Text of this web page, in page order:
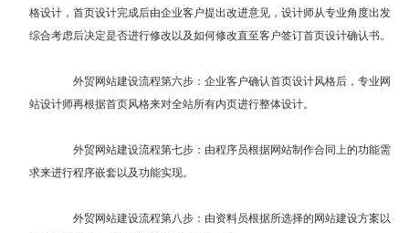
格设计，首页设计完成后由企业客户提出改进意见，设计师从专业角度出发
综合考虑后决定是否进行修改以及如何修改直至客户签订首页设计确认书。
外贸网站建设流程第六步：企业客户确认首页设计风格后，专业网
站设计师再根据首页风格来对全站所有内页进行整体设计。
外贸网站建设流程第七步：由程序员根据网站制作合同上的功能需
求来进行程序嵌套以及功能实现。
外贸网站建设流程第八步：由资料员根据所选择的网站建设方案以